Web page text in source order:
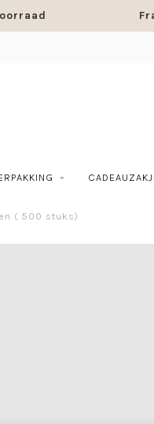
( 500 stuks)